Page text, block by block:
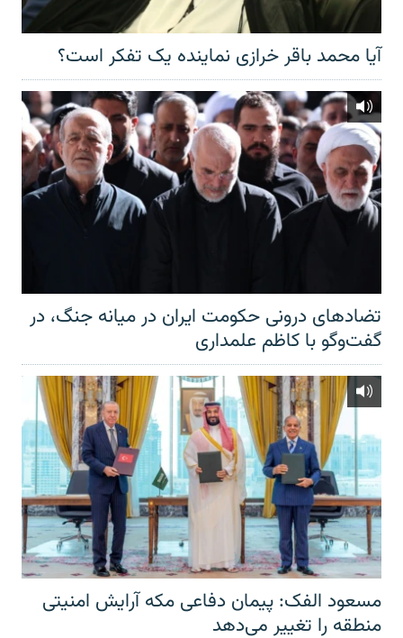
آیا محمد باقر خرازی نماینده یک تفکر است؟
تضادهای درونی حکومت ایران در میانه جنگ، در
گفت‌‌وگو با کاظم علمداری
مسعود الفک: پیمان دفاعی مکه آرایش امنیتی
منطقه را تغییر می‌دهد